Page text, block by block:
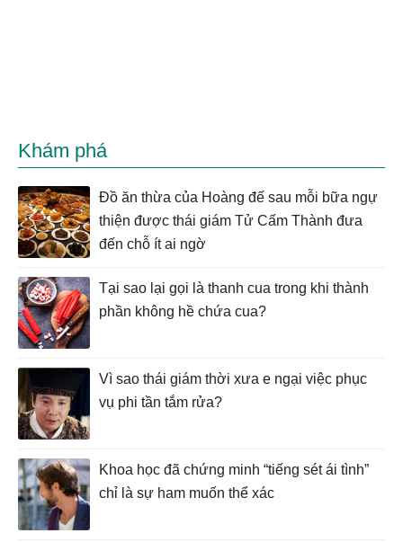
Khám phá
Đồ ăn thừa của Hoàng đế sau mỗi bữa ngự
thiện được thái giám Tử Cấm Thành đưa
đến chỗ ít ai ngờ
Tại sao lại gọi là thanh cua trong khi thành
phần không hề chứa cua?
Vì sao thái giám thời xưa e ngại việc phục
vụ phi tần tắm rửa?
Khoa học đã chứng minh “tiếng sét ái tình”
chỉ là sự ham muốn thể xác